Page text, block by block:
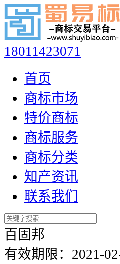
18011423071
首页
商标市场
特价商标
商标服务
商标分类
知产资讯
联系我们
百固邦
有效期限： 2021-